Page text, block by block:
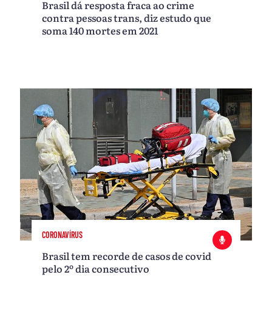
Brasil dá resposta fraca ao crime
contra pessoas trans, diz estudo que
soma 140 mortes em 2021
CORONAVÍRUS
Brasil tem recorde de casos de covid
pelo 2º dia consecutivo